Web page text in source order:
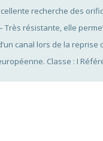
recherche des
Très résistante, elle
canal lors de la reprise
Classe : I